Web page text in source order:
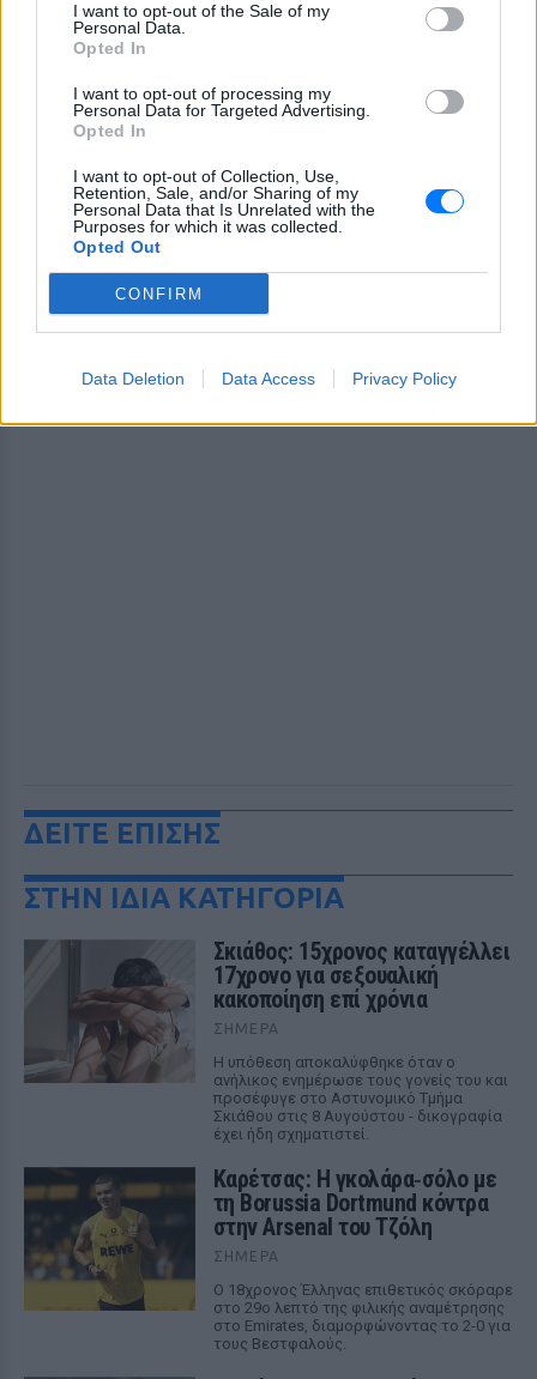
I want to opt-out of the Sale of my
Personal Data.
Opted In
I want to opt-out of processing my
Personal Data for Targeted Advertising.
Opted In
I want to opt-out of Collection, Use,
Retention, Sale, and/or Sharing of my
Personal Data that Is Unrelated with the
Purposes for which it was collected.
Opted Out
CONFIRM
Data Deletion Data Access Privacy Policy
Ακολουθήστε το E-Radio.gr στο
Για ακόμη περισσότερανέα, μπείτε στην
Ακολουθήστε το E-Radio.gr και στο Instagram
ΔΕΙΤΕ ΕΠΙΣΗΣ
ΣΤΗΝ ΙΔΙΑ ΚΑΤΗΓΟΡΙΑ
Σκιάθος: 15χρονος καταγγέλλει
17χρονο για σεξουαλική
κακοποίηση επί χρόνια
ΣΉΜΕΡΑ
Η υπόθεση αποκαλύφθηκε όταν ο
ανήλικος ενημέρωσε τους γονείς του και
προσέφυγε στο Αστυνομικό Τμήμα
Σκιάθου στις 8 Αυγούστου - δικογραφία
έχει ήδη σχηματιστεί.
Καρέτσας: Η γκολάρα‑σόλο με
τη Borussia Dortmund κόντρα
στην Arsenal του Τζόλη
ΣΉΜΕΡΑ
Ο 18χρονος Έλληνας επιθετικός σκόραρε
στο 29ο λεπτό της φιλικής αναμέτρησης
στο Emirates, διαμορφώνοντας το 2-0 για
τους Βεστφαλούς.